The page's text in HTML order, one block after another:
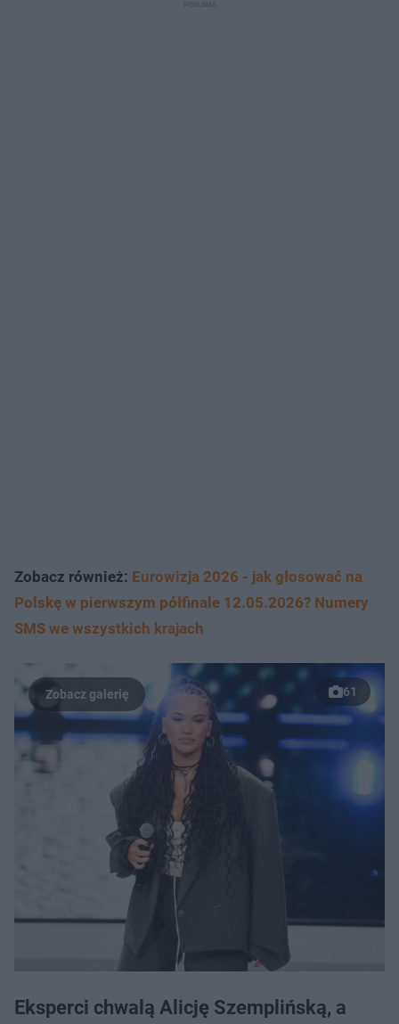
Zobacz również: Eurowizja 2026 - jak głosować na
Polskę w pierwszym półfinale 12.05.2026? Numery
SMS we wszystkich krajach
61
Eksperci chwalą Alicję Szemplińską, a